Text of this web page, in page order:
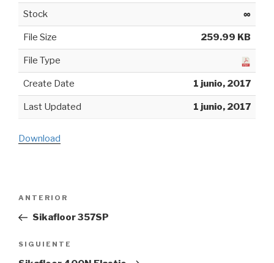
Stock ∞
File Size 259.99 KB
File Type
Create Date 1 junio, 2017
Last Updated 1 junio, 2017
Download
Navegación
Entrada
anterior:
ANTERIOR
Sikafloor 357SP
Siguiente
entrada
SIGUIENTE